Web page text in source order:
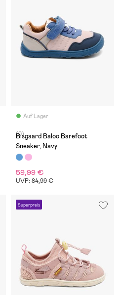
Auf Lager
(0)
Bisgaard Baloo Barefoot
Sneaker, Navy
59,99 €
UVP: 84,99 €
Superpreis